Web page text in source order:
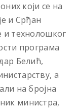
који се на
и Срђан
и технолошког
програма
Белић,
а
на бројна
министра,